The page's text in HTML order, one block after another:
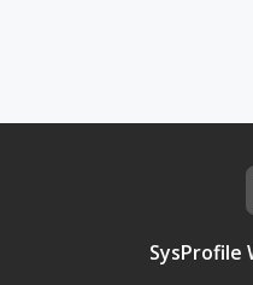
SysProfile